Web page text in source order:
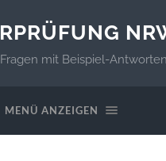
mit Beispiel-Antworten
MENÜ ANZEIGEN